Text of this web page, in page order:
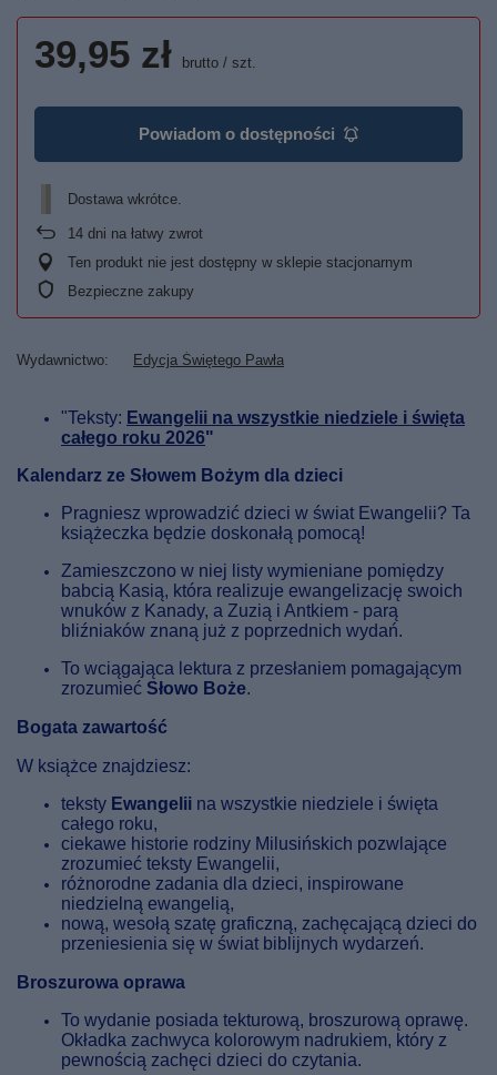
39,95 zł brutto / szt.
Powiadom o dostępności
Dostawa wkrótce
14 dni na łatwy zwrot
Ten produkt nie jest dostępny w sklepie stacjonarnym
Bezpieczne zakupy
Wydawnictwo Edycja Świętego Pawła
"Teksty: Ewangelii na wszystkie niedziele i święta
całego roku 2026"
Kalendarz ze Słowem Bożym dla dzieci
Pragniesz wprowadzić dzieci w świat Ewangelii? Ta
książeczka będzie doskonałą pomocą!
Zamieszczono w niej listy wymieniane pomiędzy
babcią Kasią, która realizuje ewangelizację swoich
wnuków z Kanady, a Zuzią i Antkiem - parą
bliźniaków znaną już z poprzednich wydań.
To wciągająca lektura z przesłaniem pomagającym
zrozumieć Słowo Boże.
Bogata zawartość
W książce znajdziesz:
teksty Ewangelii na wszystkie niedziele i święta
całego roku,
ciekawe historie rodziny Milusińskich pozwlające
zrozumieć teksty Ewangelii,
różnorodne zadania dla dzieci, inspirowane
niedzielną ewangelią,
nową, wesołą szatę graficzną, zachęcającą dzieci do
przeniesienia się w świat biblijnych wydarzeń.
Broszurowa oprawa
To wydanie posiada tekturową, broszurową oprawę.
Okładka zachwyca kolorowym nadrukiem, który z
pewnością zachęci dzieci do czytania.